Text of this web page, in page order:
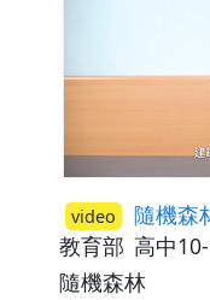
video 隨機森
教育部 高中
隨機森林